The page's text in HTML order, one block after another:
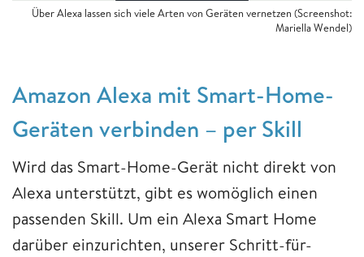
Über Alexa lassen sich viele Arten von Geräten vernetzen (Screenshot:
Mariella Wendel)
Amazon Alexa mit Smart-Home-
Geräten verbinden – per Skill
Wird das Smart-Home-Gerät nicht direkt von
Alexa unterstützt, gibt es womöglich einen
passenden Skill. Um ein Alexa Smart Home
darüber einzurichten, unserer Schritt-für-